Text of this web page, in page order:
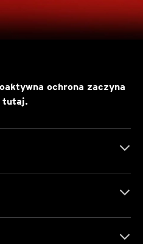
ochrona zaczyna
tutaj.